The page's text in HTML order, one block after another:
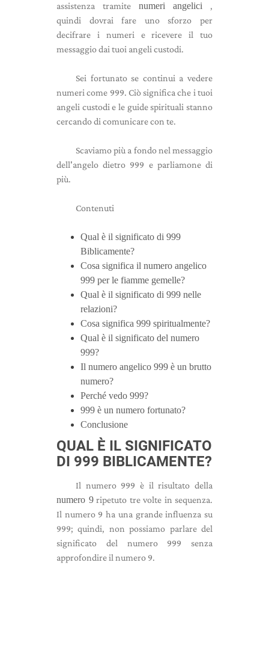
assistenza tramite numeri angelici ,
quindi dovrai fare uno sforzo per
decifrare i numeri e ricevere il tuo
messaggio dai tuoi angeli custodi.
Sei fortunato se continui a vedere
numeri come 999. Ciò significa che i tuoi
angeli custodi e le guide spirituali stanno
cercando di comunicare con te.
Scaviamo più a fondo nel messaggio
dell'angelo dietro 999 e parliamone di
più.
Contenuti
Qual è il significato di 999
Biblicamente?
Cosa significa il numero angelico
999 per le fiamme gemelle?
Qual è il significato di 999 nelle
relazioni?
Cosa significa 999 spiritualmente?
Qual è il significato del numero
999?
Il numero angelico 999 è un brutto
numero?
Perché vedo 999?
999 è un numero fortunato?
Conclusione
QUAL È IL SIGNIFICATO
DI 999 BIBLICAMENTE?
Il numero 999 è il risultato della
numero 9ripetuto tre volte in sequenza.
Il numero 9 ha una grande influenza su
999; quindi, non possiamo parlare del
significato del numero 999 senza
approfondire il numero 9.